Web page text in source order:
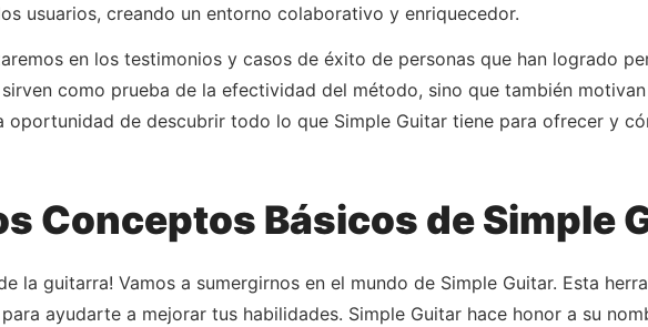
usuarios, creando un entorno colaborativo y enriquecedor.
en los testimonios y casos de éxito de personas que han logrado
como prueba de la efectividad del método, sino que también
oportunidad de descubrir todo lo que Simple Guitar tiene para ofrecer y
Conceptos Básicos de Simple
la guitarra! Vamos a sumergirnos en el mundo de Simple Guitar. Esta
ayudarte a mejorar tus habilidades. Simple Guitar hace honor a su